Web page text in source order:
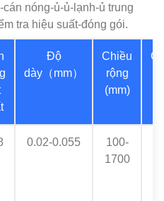
nóng-ủ-ủ-lạnh-ủ trung
tra hiệu suất-đóng gói.
Độ
dày（mm）
Chiều
rộng
(mm)
0.02-0.055
100-
1700